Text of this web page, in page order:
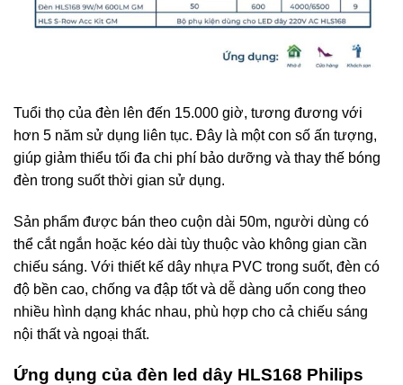
Tuổi thọ của đèn lên đến 15.000 giờ, tương đương với
hơn 5 năm sử dụng liên tục. Đây là một con số ấn tượng,
giúp giảm thiểu tối đa chi phí bảo dưỡng và thay thế bóng
đèn trong suốt thời gian sử dụng.
Sản phẩm được bán theo cuộn dài 50m, người dùng có
thể cắt ngắn hoặc kéo dài tùy thuộc vào không gian cần
chiếu sáng. Với thiết kế dây nhựa PVC trong suốt, đèn có
độ bền cao, chống va đập tốt và dễ dàng uốn cong theo
nhiều hình dạng khác nhau, phù hợp cho cả chiếu sáng
nội thất và ngoại thất.
Ứng dụng của đèn led dây HLS168 Philips